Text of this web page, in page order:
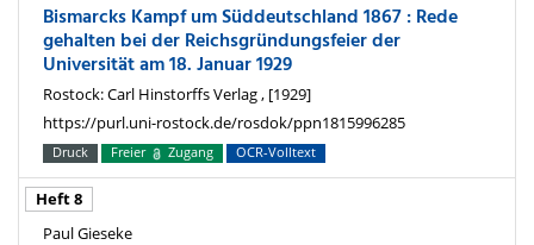
Bismarcks Kampf um Süddeutschland 1867 : Rede
gehalten bei der Reichsgründungsfeier der
Universität am 18. Januar 1929
Rostock: Carl Hinstorffs Verlag , [1929]
https://purl.uni-rostock.de/rosdok/ppn1815996285
Druck Freier Zugang OCR-Volltext
Heft 8
Paul Gieseke